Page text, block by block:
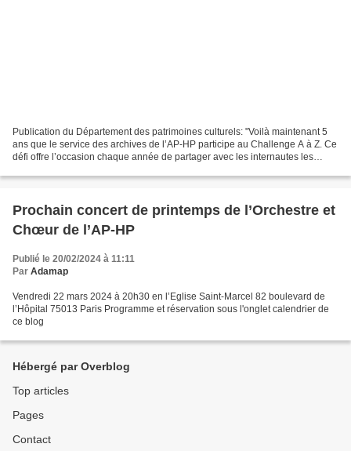
Publication du Département des patrimoines culturels: "Voilà maintenant 5
ans que le service des archives de l’AP-HP participe au Challenge A à Z. Ce
défi offre l’occasion chaque année de partager avec les internautes les
Prochain concert de printemps de l’Orchestre et
Chœur de l’AP-HP
Publié le 20/02/2024 à 11:11
Par Adamap
Vendredi 22 mars 2024 à 20h30 en l’Eglise Saint-Marcel 82 boulevard de
l’Hôpital 75013 Paris Programme et réservation sous l'onglet calendrier de
ce blog
Hébergé par Overblog
Top articles
Pages
Contact